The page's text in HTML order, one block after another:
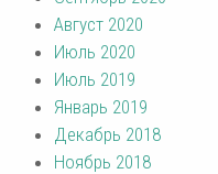
Август 2020
Июль 2020
Июль 2019
Январь 2019
Декабрь 2018
Ноябрь 2018